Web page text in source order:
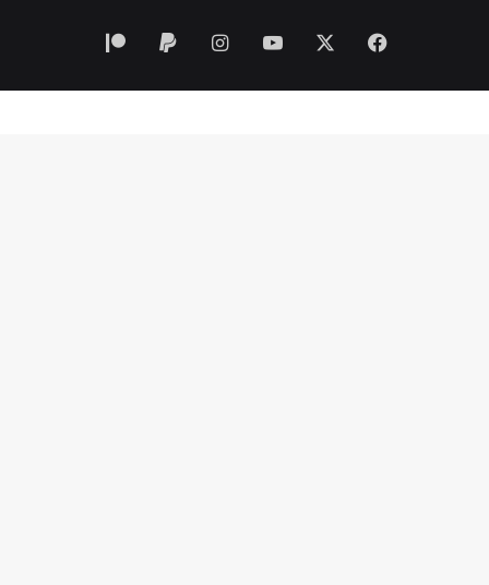
فيسبوك ‫YouTubeانستقرام
‏Paypal
‫Patreon